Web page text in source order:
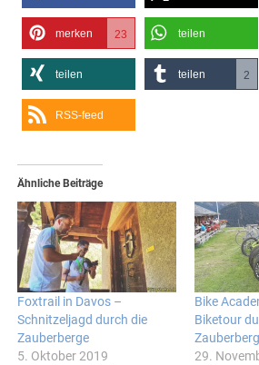
merken 23 teilen
teilen teilen 2
RSS-feed
Ähnliche Beiträge
Foxtrail in Davos –
Schnitzeljagd durch die
Zauberberge
5. Oktober 2019
Bike
Biketour
29.